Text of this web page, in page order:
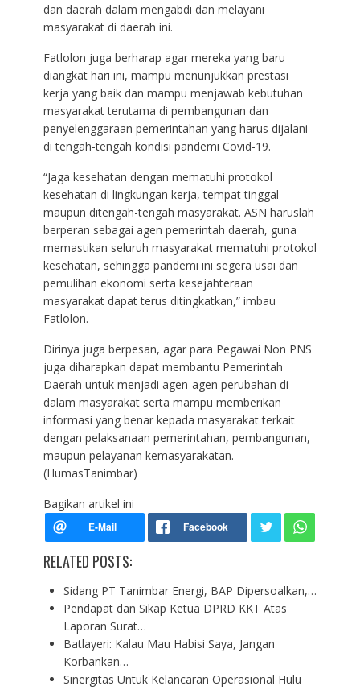
dan daerah dalam mengabdi dan melayani
masyarakat di daerah ini.
Fatlolon juga berharap agar mereka yang baru
diangkat hari ini, mampu menunjukkan prestasi
kerja yang baik dan mampu menjawab kebutuhan
masyarakat terutama di pembangunan dan
penyelenggaraan pemerintahan yang harus dijalani
di tengah-tengah kondisi pandemi Covid-19.
“Jaga kesehatan dengan mematuhi protokol
kesehatan di lingkungan kerja, tempat tinggal
maupun ditengah-tengah masyarakat. ASN haruslah
berperan sebagai agen pemerintah daerah, guna
memastikan seluruh masyarakat mematuhi protokol
kesehatan, sehingga pandemi ini segera usai dan
pemulihan ekonomi serta kesejahteraan
masyarakat dapat terus ditingkatkan,” imbau
Fatlolon.
Dirinya juga berpesan, agar para Pegawai Non PNS
juga diharapkan dapat membantu Pemerintah
Daerah untuk menjadi agen-agen perubahan di
dalam masyarakat serta mampu memberikan
informasi yang benar kepada masyarakat terkait
dengan pelaksanaan pemerintahan, pembangunan,
maupun pelayanan kemasyarakatan.
(HumasTanimbar)
Bagikan artikel ini
RELATED POSTS:
Sidang PT Tanimbar Energi, BAP Dipersoalkan,…
Pendapat dan Sikap Ketua DPRD KKT Atas
Laporan Surat…
Batlayeri: Kalau Mau Habisi Saya, Jangan
Korbankan…
Sinergitas Untuk Kelancaran Operasional Hulu